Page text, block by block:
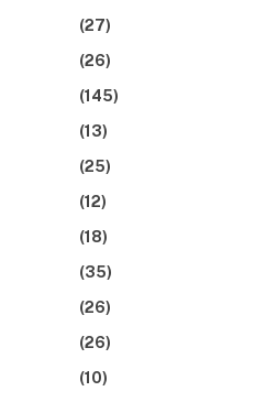
(27)
(26)
(145)
(13)
(25)
(12)
(18)
(35)
(26)
(26)
(10)